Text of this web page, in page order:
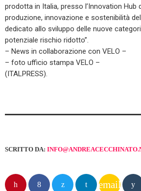
prodotta in Italia, presso l’Innovation Hub
produzione, innovazione e sostenibilità
dedicato allo sviluppo delle nuove
potenziale rischio ridotto”.
– News in collaborazione con VELO –
– foto ufficio stampa VELO –
(ITALPRESS).
SCRITTO DA:
email